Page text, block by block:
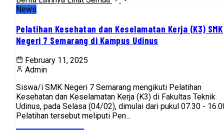
News
Pelatihan Kesehatan dan Keselamatan Kerja (K3) SMK
Negeri 7 Semarang di Kampus Udinus
February 11, 2025
Admin
Siswa/i SMK Negeri 7 Semarang mengikuti Pelatihan
Kesehatan dan Keselamatan Kerja (K3) di Fakultas Teknik
Udinus, pada Selasa (04/02), dimulai dari pukul 07.30 -
Pelatihan tersebut meliputi Pen...